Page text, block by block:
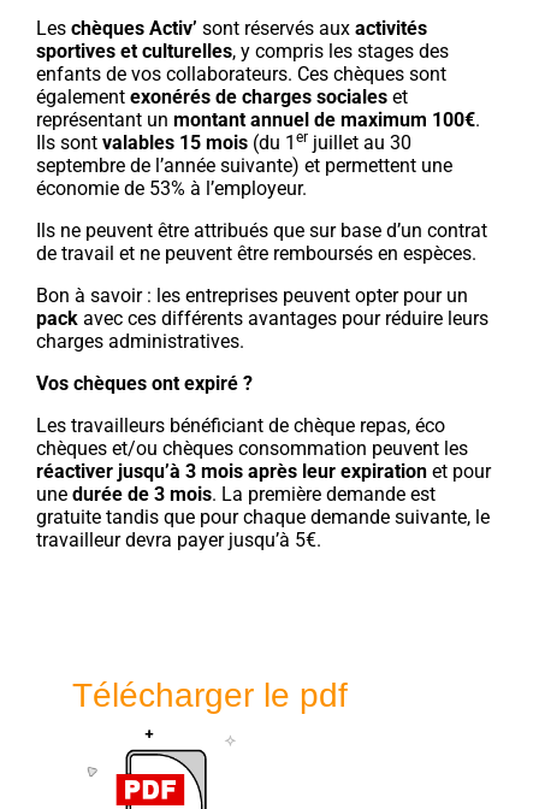
Les chèques Activ’ sont réservés aux activités
sportives et culturelles, y compris les stages des
enfants de vos collaborateurs. Ces chèques sont
également exonérés de charges sociales et
représentant un montant annuel de maximum 100€.
Ils sont valables 15 mois (du 1 er juillet au 30
septembre de l’année suivante) et permettent une
économie de 53% à l’employeur.
Ils ne peuvent être attribués que sur base d’un contrat
de travail et ne peuvent être remboursés en espèces.
Bon à savoir : les entreprises peuvent opter pour un
pack avec ces différents avantages pour réduire leurs
charges administratives.
Vos chèques ont expiré ?
Les travailleurs bénéficiant de chèque repas, éco
chèques et/ou chèques consommation peuvent les
réactiver jusqu’à 3 mois après leur expiration et pour
une durée de 3 mois. La première demande est
gratuite tandis que pour chaque demande suivante, le
travailleur devra payer jusqu’à 5€.
Télécharger le pdf